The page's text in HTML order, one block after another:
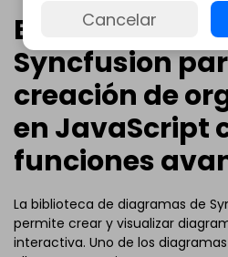
Biblioteca de
Syncfusion
creación de
en JavaScript
funciones
La biblioteca de diagramas de
permite crear y visualizar
interactiva. Uno de los
Cancelar